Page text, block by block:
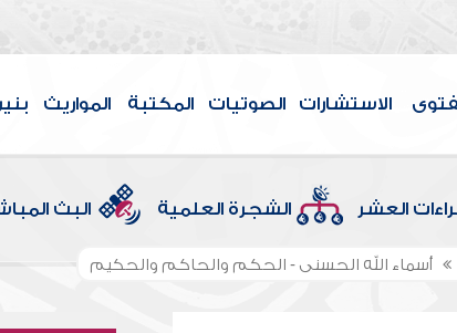
الاستشارات الصوتيات المكتبة المواريث
العشر الشجرة العلمية البث
أسماء الله الحسنى - الحكم والحاكم والحكيم